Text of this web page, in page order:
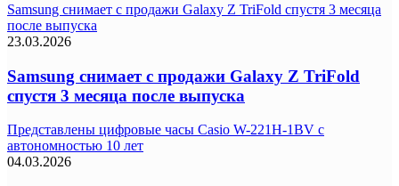
Samsung снимает с продажи Galaxy Z TriFold спустя 3 месяца
после выпуска
23.03.2026
Samsung снимает с продажи Galaxy Z TriFold
спустя 3 месяца после выпуска
Представлены цифровые часы Casio W-221H-1BV с
автономностью 10 лет
04.03.2026